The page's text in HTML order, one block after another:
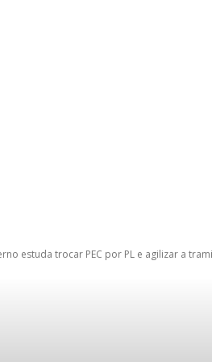
estuda trocar PEC por PL e agilizar a